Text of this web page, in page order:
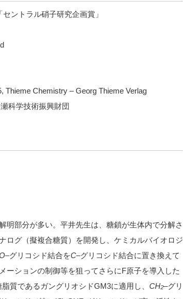
ントラル硝子研究企画賞」
Thieme Chemistry – Georg Thieme Verlag
科学技術振興財団
明部分が多い。平井先生は、糖鎖が生体内で分解さ
ログ（擬複合糖質）を開発し、ケミカルバイオロジ
–グリコシド結合をC–グリコシド結合に置き換えて
ーションの制御等を狙ってさらにF原子を導入した
質であるガングリオシドGM3に適用し、 CH2–グリ